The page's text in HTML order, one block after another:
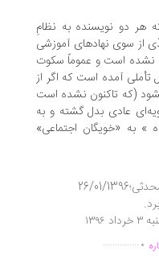
نویسنده به نظامِ
نهاد‌های آموزشی
است و عموماً سکوت
آمده است که اگر از
تاکنون نشده است
بدل گشته و به
اجتماعی»